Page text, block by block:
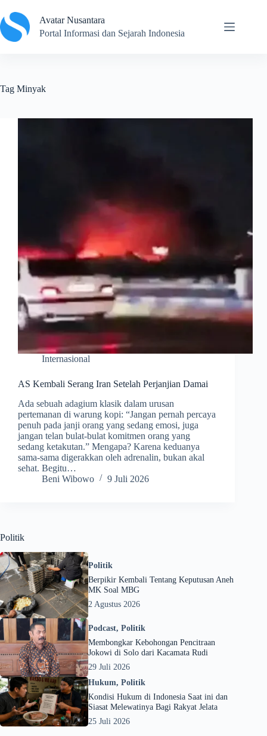
to
content
Avatar Nusantara
Portal Informasi dan Sejarah Indonesia
Tag Minyak
Internasional
AS Kembali Serang Iran Setelah Perjanjian Damai
Ada sebuah adagium klasik dalam urusan
pertemanan di warung kopi: “Jangan pernah percaya
penuh pada janji orang yang sedang emosi, juga
jangan telan bulat-bulat komitmen orang yang
sedang ketakutan.” Mengapa? Karena keduanya
sama-sama digerakkan oleh adrenalin, bukan akal
sehat. Begitu…
Beni Wibowo
9 Juli 2026
Politik
Politik
Berpikir Kembali Tentang Keputusan Aneh
MK Soal MBG
2 Agustus 2026
Podcast, Politik
Membongkar Kebohongan Pencitraan
Jokowi di Solo dari Kacamata Rudi
29 Juli 2026
Hukum, Politik
Kondisi Hukum di Indonesia Saat ini dan
Siasat Melewatinya Bagi Rakyat Jelata
25 Juli 2026